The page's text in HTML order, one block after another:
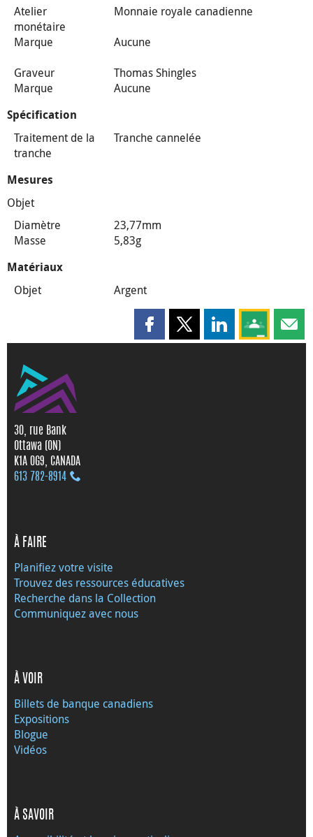
Atelier
monétaire
Monnaie royale canadienne
Marque
Aucune
Graveur
Thomas Shingles
Marque
Aucune
Spécification
Traitement de la
tranche
Tranche cannelée
Mesures
Objet
Diamètre
23,77mm
Masse
5,83g
Matériaux
Objet Argent
Partager cette page sur
Partager cette page sur X
Partager cette
Partagez
30, rue Bank
Ottawa (ON)
K1A 0G9, CANADA
613 782‑8914
À FAIRE
Planifiez votre visite
Trouvez des ressources éducatives
Recherche dans la Collection
Communiquez avec nous
À VOIR
Billets de banque canadiens
Expositions
Blogue
Vidéos
À SAVOIR